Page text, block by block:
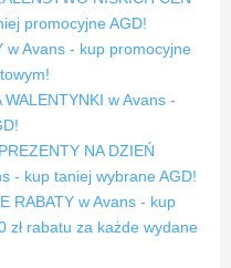
promocyjne AGD!
w Avans - kup promocyjne
w Avans -
NA DZIEŃ
- kup taniej wybrane AGD!
RABATY w Avans - kup
zł rabatu za każde wydane